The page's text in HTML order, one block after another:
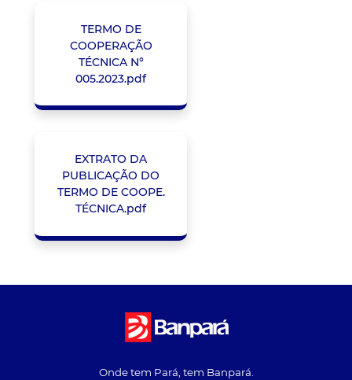
TERMO DE
COOPERAÇÃO
TÉCNICA N°
005.2023.pdf
EXTRATO DA
PUBLICAÇÃO DO
TERMO DE COOPE.
TÉCNICA.pdf
Onde tem Pará, tem Banpará.